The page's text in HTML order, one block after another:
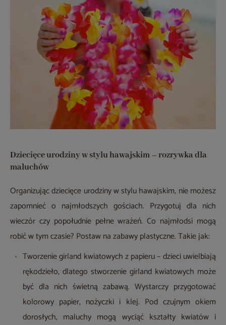
Dziecięce urodziny w stylu hawajskim – rozrywka dla
maluchów
Organizując dziecięce urodziny w stylu hawajskim, nie możesz
zapomnieć o najmłodszych gościach. Przygotuj dla nich
wieczór czy popołudnie pełne wrażeń. Co najmłodsi mogą
robić w tym czasie? Postaw na zabawy plastyczne. Takie jak:
Tworzenie girland kwiatowych z papieru – dzieci uwielbiają
rękodzieło, dlatego stworzenie girland kwiatowych może
być dla nich świetną zabawą. Wystarczy przygotować
kolorowy papier, nożyczki i klej. Pod czujnym okiem
dorosłych, maluchy mogą wyciąć kształty kwiatów i